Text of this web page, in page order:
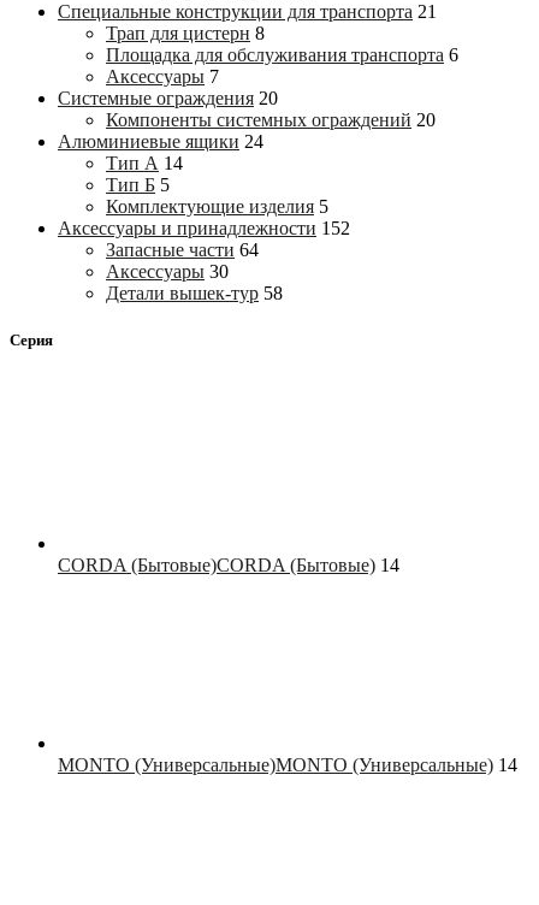
Специальные конструкции для транспорта 21
Трап для цистерн 8
Площадка для обслуживания транспорта 6
Аксессуары 7
Системные ограждения 20
Компоненты системных ограждений 20
Алюминиевые ящики 24
Тип А 14
Тип Б 5
Комплектующие изделия 5
Аксессуары и принадлежности 152
Запасные части 64
Аксессуары 30
Детали вышек-тур 58
Серия
CORDA (Бытовые)CORDA (Бытовые) 14
MONTO (Универсальные)MONTO (Универсальные) 14